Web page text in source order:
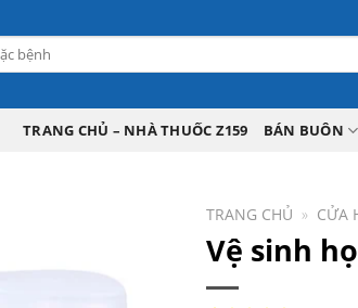
TRANG CHỦ – NHÀ THUỐC Z159 BÁN BUÔN
TRANG CHỦ » CỬA
Vệ sinh